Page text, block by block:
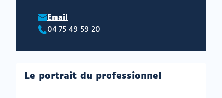
Email
Téléphone
04 75 49 59 20
Le portrait du professionnel